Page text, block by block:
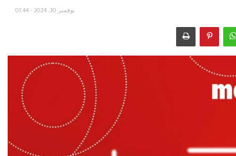
نوفمبر 30, 2024 - 01:44